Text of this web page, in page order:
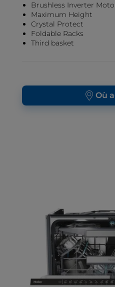
Brushless Inverter
Maximum Height
Crystal Protect
Foldable Racks
Third basket
Où